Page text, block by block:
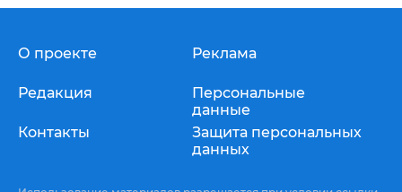
О проекте
Редакция
Контакты
Реклама
Персональные
данные
Защита персональных
данных